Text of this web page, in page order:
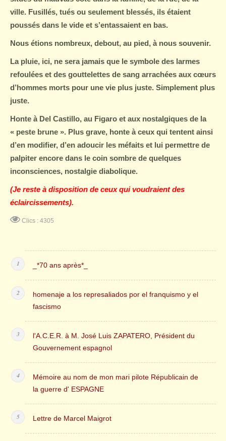
ville. Fusillés, tués ou seulement blessés, ils étaient
poussés dans le vide et s’entassaient en bas.
Nous étions nombreux, debout, au pied, à nous souvenir.
La pluie, ici, ne sera jamais que le symbole des larmes
refoulées et des gouttelettes de sang arrachées aux cœurs
d’hommes morts pour une vie plus juste. Simplement plus
juste.
Honte à Del Castillo, au Figaro et aux nostalgiques de la
« peste brune ». Plus grave, honte à ceux qui tentent ainsi
d’en modifier, d’en adoucir les méfaits et lui permettre de
palpiter encore dans le coin sombre de quelques
inconsciences, nostalgie diabolique.
(Je reste à disposition de ceux qui voudraient des
éclaircissements).
Clics : 4305
_*70 ans après*_
homenaje a los represaliados por el franquismo y el
fascismo
l'A.C.E.R. à M. José Luis ZAPATERO, Président du
Gouvernement espagnol
Mémoire au nom de mon mari pilote Républicain de
la guerre d' ESPAGNE
Lettre de Marcel Maigrot